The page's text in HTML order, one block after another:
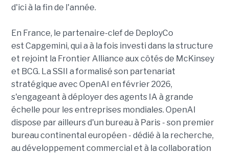
d'ici à la fin de l'année.
En France, le partenaire-clef de DeployCo
est Capgemini, qui a à la fois investi dans la structure
et rejoint la Frontier Alliance aux côtés de McKinsey
et BCG. La SSII a formalisé son partenariat
stratégique avec OpenAI en février 2026,
s'engageant à déployer des agents IA à grande
échelle pour les entreprises mondiales. OpenAI
dispose par ailleurs d'un bureau à Paris - son premier
bureau continental européen - dédié à la recherche,
au développement commercial et à la collaboration